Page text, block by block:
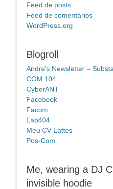
Feed de posts
Feed de comentários
WordPress.org
Blogroll
Andre's Newsletter –
COM 104
CyberANT
Facebook
Facom
Lab404
Meu CV Lattes
Pos-Com
Me, wearing a DJ
invisible hoodie